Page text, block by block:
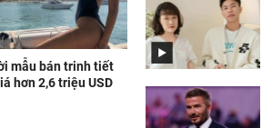
mẫu bán trinh tiết
hơn 2,6 triệu USD